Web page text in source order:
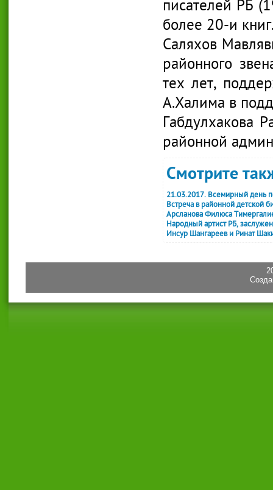
писателей РБ
более 20-и
Саляхов
районного
тех лет,
А.Халима в
Габдулхакова
районной
Смотрите
21.03.2017. Всемирный день
Встреча в районной детской
Арсланова Филюса
Народный артист РБ,
Инсур Шангареев и Ринат